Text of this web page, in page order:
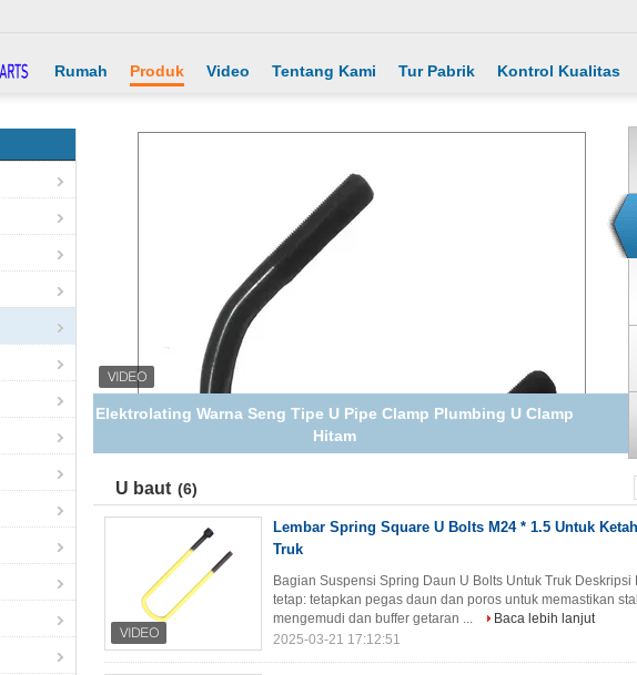
Rumah Produk Video Tentang Kami Tur Pabrik Kontrol Kualitas
Elektrolating Warna Seng Tipe U Pipe Clamp Plumbing U Clamp
Hitam
U baut (6)
Lembar Spring Square U Bolts M24 * 1.5 Untuk
Truk
Bagian Suspensi Spring Daun U Bolts Untuk Truk
tetap: tetapkan pegas daun dan poros untuk memastikan
mengemudi dan buffer getaran ...
Baca lebih lanjut
2025-03-21 17:12:51